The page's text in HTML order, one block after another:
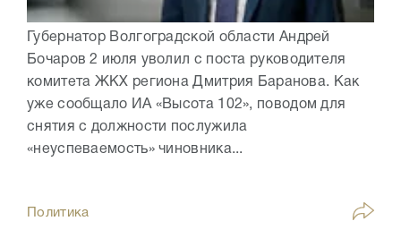
Губернатор Волгоградской области Андрей
Бочаров 2 июля уволил с поста руководителя
комитета ЖКХ региона Дмитрия Баранова. Как
уже сообщало ИА «Высота 102», поводом для
снятия с должности послужила
«неуспеваемость» чиновника...
Политика